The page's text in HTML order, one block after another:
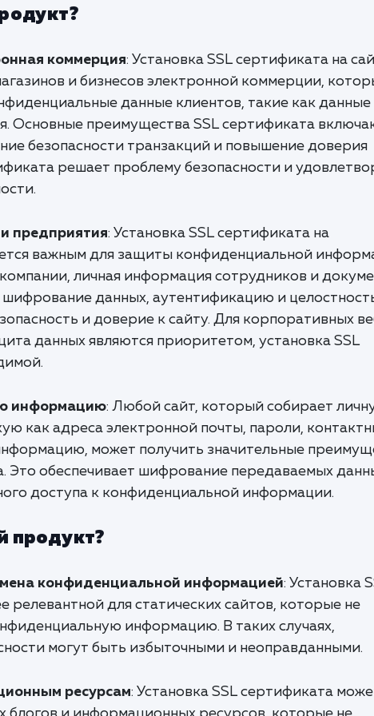
коммерция: Установка SSL сертификата на
и бизнесов электронной коммерции,
данные клиентов, такие как данные
Основные преимущества SSL сертификата
безопасности транзакций и повышение доверия
решает проблему безопасности и
предприятия: Установка SSL сертификата на
важным для защиты конфиденциальной
личная информация сотрудников и
шифрование данных, аутентификацию и
и доверие к сайту. Для корпоративных
данных являются приоритетом, установка SSL
информацию: Любой сайт, который собирает
как адреса электронной почты, пароли,
может получить значительные
Это обеспечивает шифрование передаваемых
доступа к конфиденциальной информации.
продукт?
конфиденциальной информацией: Установка
релевантной для статических сайтов, которые не
информацию. В таких случаях,
могут быть избыточными и неоправданными.
ресурсам: Установка SSL сертификата